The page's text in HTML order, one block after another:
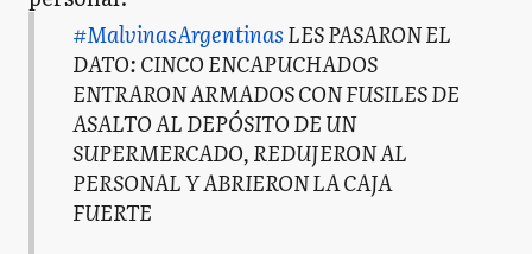
#MalvinasArgentinasLES PASARON EL
DATO: CINCO ENCAPUCHADOS
ENTRARON ARMADOS CON FUSILES DE
ASALTO AL DEPÓSITO DE UN
SUPERMERCADO, REDUJERON AL
PERSONAL Y ABRIERON LA CAJA
FUERTE